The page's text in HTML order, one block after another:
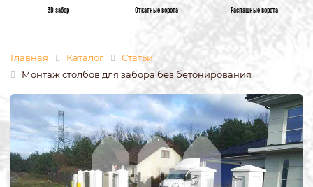
3D забор Откатные ворота Распашные ворота
Главная Каталог
Статьи
Монтаж столбов для забора без бетонирования